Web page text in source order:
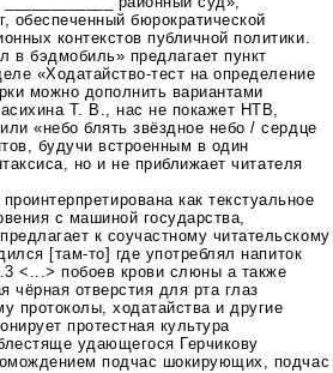
обеспеченный бюрократической
контекстов публичной политики.
в бэдмобиль» предлагает пункт
«Ходатайство-тест на определение
можно дополнить вариантами
Т. В., нас не покажет НТВ,
«небо блять звёздное небо / сердце
будучи встроенным в один
но и не приближает читателя
как текстуальное
с машиной государства,
к соучастному читательскому
[там-то] где употреблял напиток
<...> побоев крови слюны а также
чёрная отверстия для рта глаз
протоколы, ходатайства и другие
протестная культура
удающегося Герчикову
подчас шокирующих, подчас